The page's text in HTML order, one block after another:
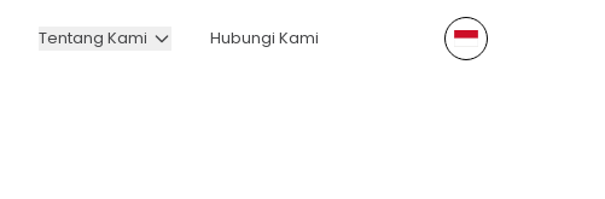
Tentang Kami Hubungi Kami